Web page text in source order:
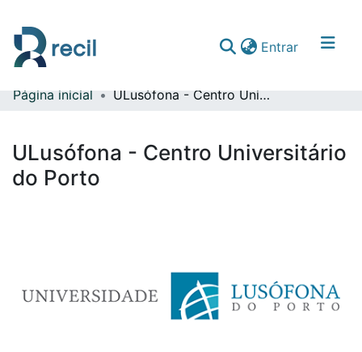
Entrar(current)
Comunidades & Coleções
Estatísticas
Página inicial ULusófona - Centro Universitário do Porto
ULusófona - Centro Universitário
do Porto